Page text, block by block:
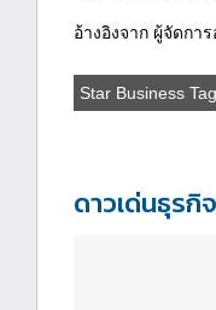
อ้างอิงจาก ผู้จัดกา
Star Business
ดาวเด่นธุรกิจ